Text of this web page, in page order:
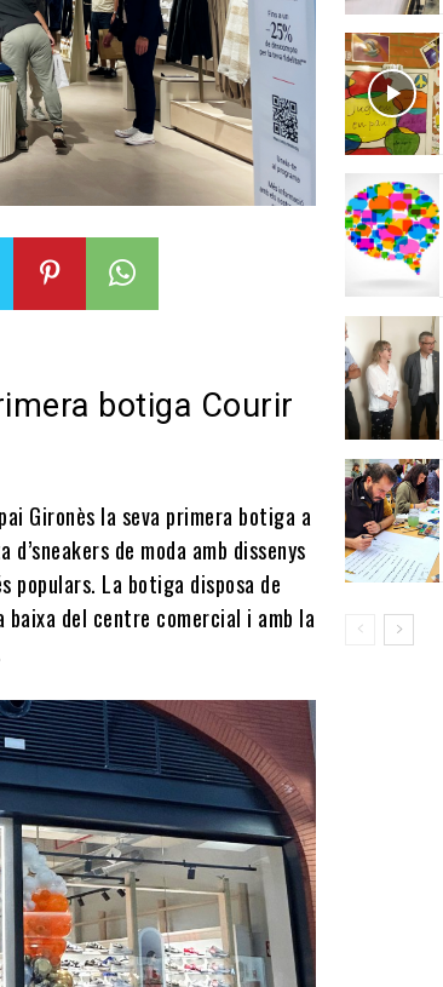
botiga Courir
Gironès la seva primera botiga a
de moda amb dissenys
populars. La botiga disposa de
del centre comercial i amb la